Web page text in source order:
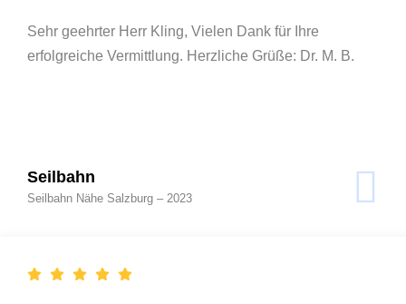
Sehr geehrter Herr Kling, Vielen Dank für Ihre
erfolgreiche Vermittlung. Herzliche Grüße: Dr. M. B.
Seilbahn
Seilbahn Nähe Salzburg – 2023